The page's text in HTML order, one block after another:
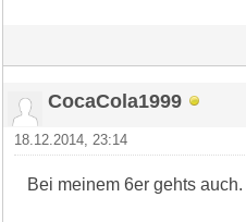
CocaCola1999
18.12.2014, 23:14
Bei meinem 6er gehts auch.